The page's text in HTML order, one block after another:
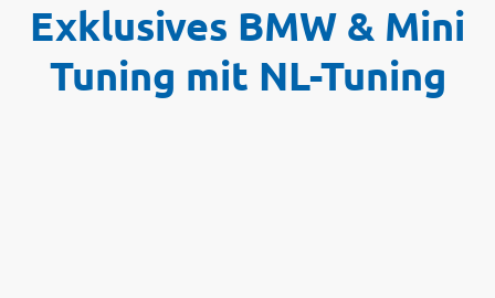
Exklusives BMW & Mini
Tuning mit NL-Tuning